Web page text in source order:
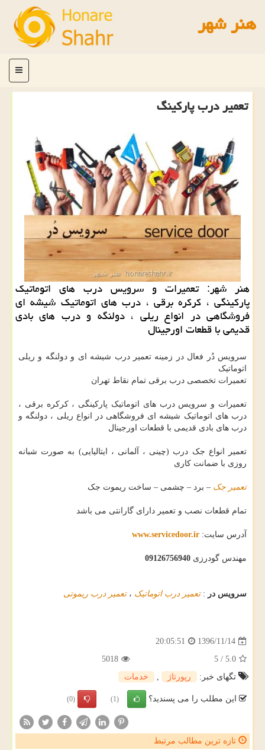
هنر شهر
منو
تعمیر درب پاركینگ
هنر شهر: تعمیرات و سرویس درب های اتوماتیك
پاركینگی ، كركره برقی ، درب های اتوماتیك شیشه ای
فروشگاهی در انواع ریلی ، دولنگه و درب های بادی
قدیمی با قطعات اورجینال
سرویس دُر فعال در زمینه تعمیر درب شیشه ای و دولنگه و ریلی
اتوماتیک
تعمیرات تخصصی درب برقی تمام نقاط تهران
تعمیرات و سرویس درب های اتوماتیک پارکینگی ، کرکره برقی ،
درب های اتوماتیک شیشه ای فروشگاهی در انواع ریلی ، دولنگه و
درب های بادی قدیمی با قطعات اورجینال
تعمیر انواع جک درب (چینی ، آلمانی ، ایتالیایی) به صورت شبانه
روزی با ضمانت کاری
تعمیر جک – برد – چشمی – ساخت ریموت جک
تمام قطعات نصب و تعمیر دارای گارانتی می باشد
آدرس سایت: www.servicedoor.ir
مهندس گودرزی 09126756940
سرویس در : تعمیر درب اتوماتیک ،تعمیر درب ریموتی
1396/11/14
20:05:51
5.0
/
5
5018
تگهای خبر:
رپورتاژ , خدمات
این مطلب را می پسندید؟ (1)
(0)
تازه ترین مطالب مرتبط